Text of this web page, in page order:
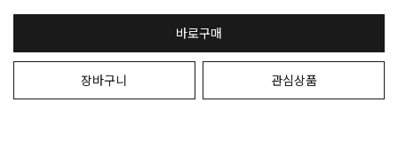
바로구매
장바구니 관심상품